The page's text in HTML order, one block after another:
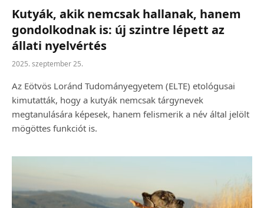
Kutyák, akik nemcsak hallanak, hanem
gondolkodnak is: új szintre lépett az
állati nyelvértés
2025. szeptember 25.
Az Eötvös Loránd Tudományegyetem (ELTE) etológusai
kimutatták, hogy a kutyák nemcsak tárgynevek
megtanulására képesek, hanem felismerik a név által jelölt
mögöttes funkciót is.